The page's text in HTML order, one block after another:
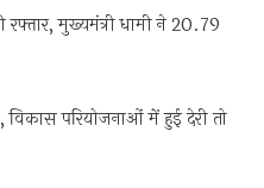
मुख्यमंत्री धामी ने 20.79
परियोजनाओं में हुई देरी तो